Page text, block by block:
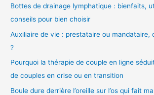
Bottes de drainage lymphatique : bienfaits,
conseils pour bien choisir
Auxiliaire de vie : prestataire ou mandataire,
?
Pourquoi la thérapie de couple en ligne
de couples en crise ou en transition
Boule dure derrière l’oreille sur l’os qui fait